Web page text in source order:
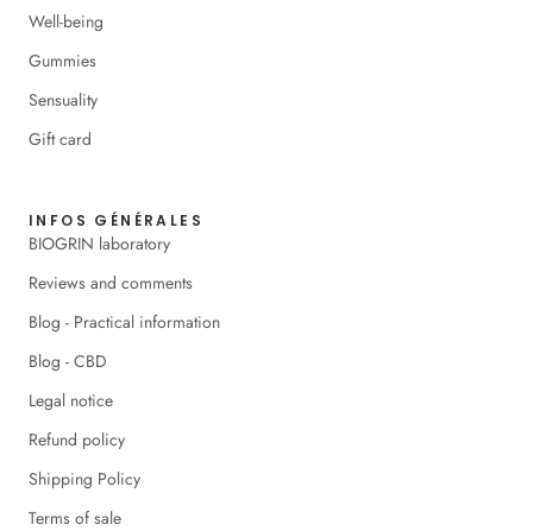
Well-being
Gummies
Sensuality
Gift card
INFOS GÉNÉRALES
BIOGRIN laboratory
Reviews and comments
Blog - Practical information
Blog - CBD
Legal notice
Refund policy
Shipping Policy
Terms of sale